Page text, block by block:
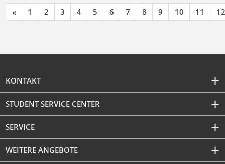
« 1 2 3 4 5 6 7 8 9 10 11 12
KONTAKT
STUDENT SERVICE CENTER
SERVICE
WEITERE ANGEBOTE